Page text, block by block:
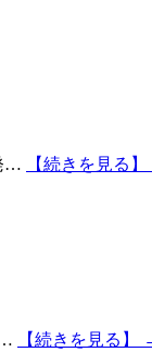
… 【続きを見る
【続きを見る】